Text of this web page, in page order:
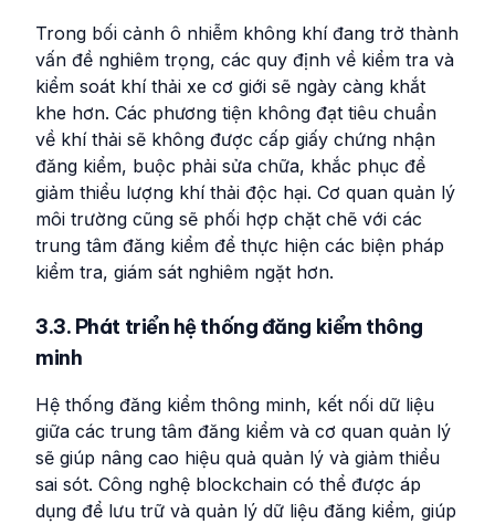
Trong bối cảnh ô nhiễm không khí đang trở thành
vấn đề nghiêm trọng, các quy định về kiểm tra và
kiểm soát khí thải xe cơ giới sẽ ngày càng khắt
khe hơn. Các phương tiện không đạt tiêu chuẩn
về khí thải sẽ không được cấp giấy chứng nhận
đăng kiểm, buộc phải sửa chữa, khắc phục để
giảm thiểu lượng khí thải độc hại. Cơ quan quản lý
môi trường cũng sẽ phối hợp chặt chẽ với các
trung tâm đăng kiểm để thực hiện các biện pháp
kiểm tra, giám sát nghiêm ngặt hơn.
3.3. Phát triển hệ thống đăng kiểm thông
minh
Hệ thống đăng kiểm thông minh, kết nối dữ liệu
giữa các trung tâm đăng kiểm và cơ quan quản lý
sẽ giúp nâng cao hiệu quả quản lý và giảm thiểu
sai sót. Công nghệ blockchain có thể được áp
dụng để lưu trữ và quản lý dữ liệu đăng kiểm, giúp